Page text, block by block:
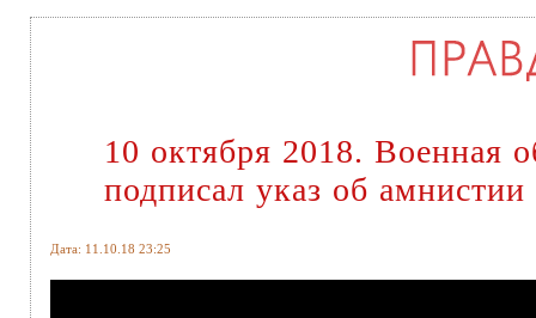
10 октября 2018. Военная
подписал указ об амнистии
Дата: 11.10.18 23:25